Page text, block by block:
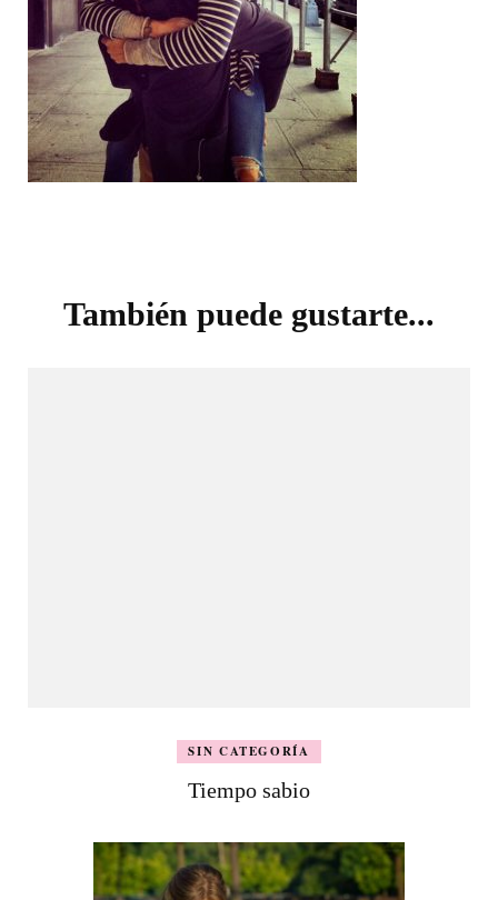
entradas
También puede gustarte...
SIN CATEGORÍA
Tiempo sabio